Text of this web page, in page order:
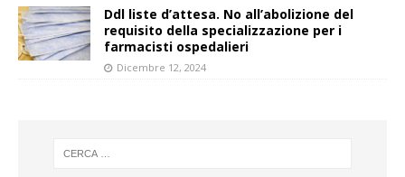
Ddl liste d’attesa. No all’abolizione del
requisito della specializzazione per i
farmacisti ospedalieri
Dicembre 12, 2024